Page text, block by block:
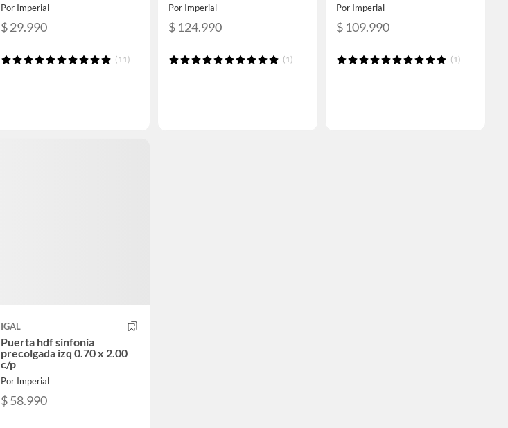
Por Imperial
$ 29.990
(11)
Por Imperial
$ 124.990
(1)
Por Imperial
$ 109.990
(1)
IGAL
Puerta hdf sinfonia
precolgada izq 0.70 x 2.00
c/p
Por Imperial
$ 58.990